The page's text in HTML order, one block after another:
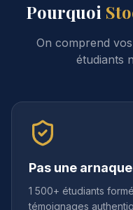
Pourquoi
On comprend
étudiants
Pas une arnaque
1 500+ étudiants
témoignages